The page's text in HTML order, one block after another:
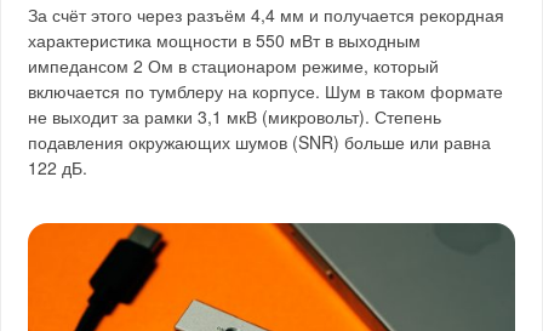
За счёт этого через разъём 4,4 мм и получается рекордная
характеристика мощности в 550 мВт в выходным
импедансом 2 Ом в стационаром режиме, который
включается по тумблеру на корпусе. Шум в таком формате
не выходит за рамки 3,1 мкВ (микровольт). Степень
подавления окружающих шумов (SNR) больше или равна
122 дБ.